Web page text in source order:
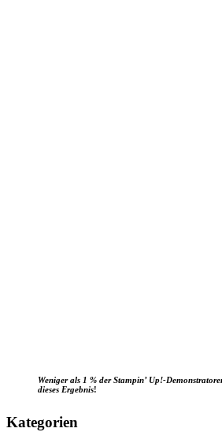
Weniger als 1 % der Stampin’ Up!-
dieses Ergebnis!
Kategorien